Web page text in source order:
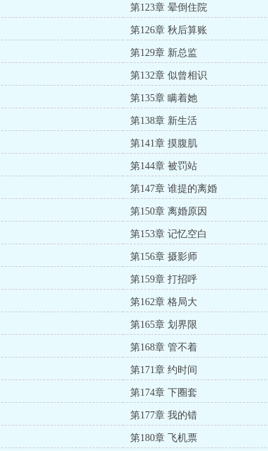
第123章 晕倒住院
第126章 秋后算账
第129章 新总监
第132章 似曾相识
第135章 瞒着她
第138章 新生活
第141章 摸腹肌
第144章 被罚站
第147章 谁提的离婚
第150章 离婚原因
第153章 记忆空白
第156章 摄影师
第159章 打招呼
第162章 格局大
第165章 划界限
第168章 管不着
第171章 约时间
第174章 下圈套
第177章 我的错
第180章 飞机票